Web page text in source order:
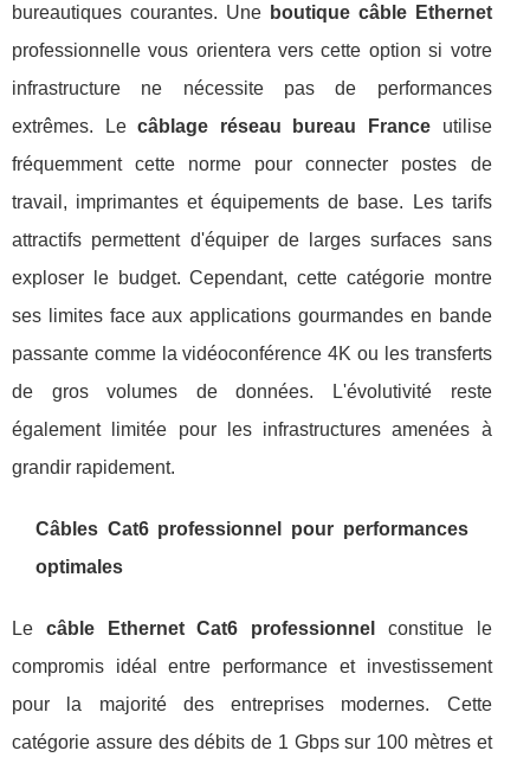
bureautiques courantes. Une boutique câble Ethernet
professionnelle vous orientera vers cette option si votre
infrastructure ne nécessite pas de performances
extrêmes. Lecâblage réseau bureau France utilise
fréquemment cette norme pour connecter postes de
travail, imprimantes et équipements de base. Les tarifs
attractifs permettent d'équiper de larges surfaces sans
exploser le budget. Cependant, cette catégorie montre
ses limites face aux applications gourmandes en bande
passante comme la vidéoconférence 4K ou les transferts
de gros volumes de données. L'évolutivité reste
également limitée pour les infrastructures amenées à
grandir rapidement.
Câbles Cat6 professionnel pour performances
optimales
Le câble Ethernet Cat6 professionnel
constitue le
compromis idéal entre performance et investissement
pour la majorité des entreprises modernes. Cette
catégorie assure des débits de 1 Gbps sur 100 mètres et